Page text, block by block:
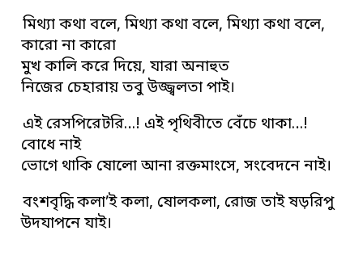
মিথ্যা কথা বলে, মিথ্যা কথা বলে, মিথ্যা কথা বলে,
কারো না কারো
মুখ কালি করে দিয়ে, যারা অনাহুত
নিজের চেহারায় তবু উজ্জ্বলতা পাই।
এই রেসপিরেটরি…! এই পৃথিবীতে বেঁচে থাকা…!
বোধে নাই
ভোগে থাকি ষোলো আনা রক্তমাংসে, সংবেদনে নাই।
বংশবৃদ্ধি কলা’ই কলা, ষোলকলা, রোজ তাই ষড়রিপু
উদযাপনে যাই।